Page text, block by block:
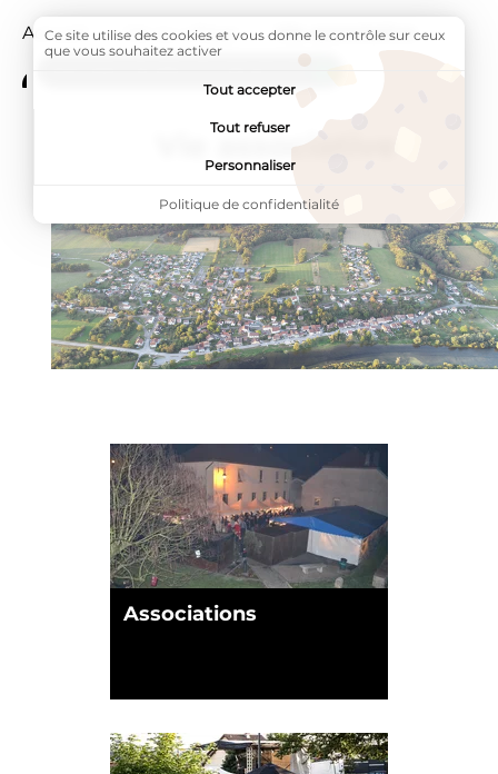
Accueil Vie au village Page active :
Vie associative
Vie associative
Associations
Ce site utilise des cookies et vous donne le contrôle sur ceux
que vous souhaitez activer
Tout accepter
Tout refuser
Personnaliser
Politique de confidentialité